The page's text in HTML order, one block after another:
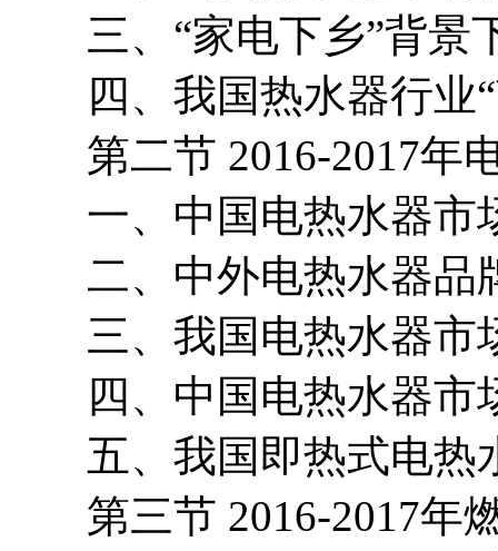
三、“家电下乡”背景
四、我国热水器行业“
第二节 2016-2017年
一、中国电热水器市
二、中外电热水器品
三、我国电热水器市
四、中国电热水器市
五、我国即热式电热
第三节 2016-2017年